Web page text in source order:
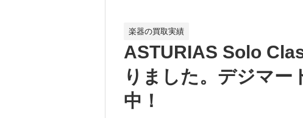
楽器の買取実績
ASTURIAS Solo
りました。デジマー
中！